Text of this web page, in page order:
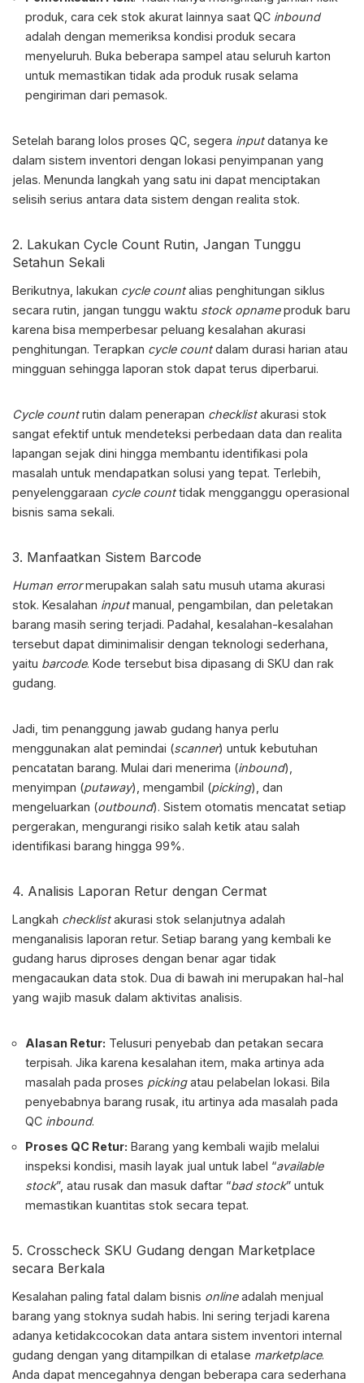
produk, cara cek stok akurat lainnya saat QC inbound
adalah dengan memeriksa kondisi produk secara
menyeluruh. Buka beberapa sampel atau seluruh karton
untuk memastikan tidak ada produk rusak selama
pengiriman dari pemasok.
Setelah barang lolos proses QC, segera inputdatanya ke
dalam sistem inventori dengan lokasi penyimpanan yang
jelas. Menunda langkah yang satu ini dapat menciptakan
selisih serius antara data sistem dengan realita stok.
2. Lakukan Cycle Count Rutin, Jangan Tunggu
Setahun Sekali
Berikutnya, lakukan cycle countalias penghitungan siklus
secara rutin, jangan tunggu waktu stock opnameproduk baru
karena bisa memperbesar peluang kesalahan akurasi
penghitungan. Terapkan cycle countdalam durasi harian atau
mingguan sehingga laporan stok dapat terus diperbarui.
Cycle countrutin dalam penerapan checklistakurasi stok
sangat efektif untuk mendeteksi perbedaan data dan realita
lapangan sejak dini hingga membantu identifikasi pola
masalah untuk mendapatkan solusi yang tepat. Terlebih,
penyelenggaraan cycle counttidak mengganggu operasional
bisnis sama sekali.
3. Manfaatkan Sistem Barcode
Human errormerupakan salah satu musuh utama akurasi
stok. Kesalahan inputmanual, pengambilan, dan peletakan
barang masih sering terjadi. Padahal, kesalahan-kesalahan
tersebut dapat diminimalisir dengan teknologi sederhana,
yaitu barcode. Kode tersebut bisa dipasang di SKU dan rak
gudang.
Jadi, tim penanggung jawab gudang hanya perlu
menggunakan alat pemindai (scanner) untuk kebutuhan
pencatatan barang. Mulai dari menerima (inbound),
menyimpan (putaway), mengambil (picking), dan
mengeluarkan (outbound). Sistem otomatis mencatat setiap
pergerakan, mengurangi risiko salah ketik atau salah
identifikasi barang hingga 99%.
4. Analisis Laporan Retur dengan Cermat
Langkah checklistakurasi stok selanjutnya adalah
menganalisis laporan retur. Setiap barang yang kembali ke
gudang harus diproses dengan benar agar tidak
mengacaukan data stok. Dua di bawah ini merupakan hal-hal
yang wajib masuk dalam aktivitas analisis.
Alasan Retur: Telusuri penyebab dan petakan secara
terpisah. Jika karena kesalahan item, maka artinya ada
masalah pada proses pickingatau pelabelan lokasi. Bila
penyebabnya barang rusak, itu artinya ada masalah pada
QC inbound.
Proses QC Retur: Barang yang kembali wajib melalui
inspeksi kondisi, masih layak jual untuk label “available
stock”, atau rusak dan masuk daftar “bad stock” untuk
memastikan kuantitas stok secara tepat.
5. Crosscheck SKU Gudang dengan Marketplace
secara Berkala
Kesalahan paling fatal dalam bisnis onlineadalah menjual
barang yang stoknya sudah habis. Ini sering terjadi karena
adanya ketidakcocokan data antara sistem inventori internal
gudang dengan yang ditampilkan di etalase marketplace.
Anda dapat mencegahnya dengan beberapa cara sederhana